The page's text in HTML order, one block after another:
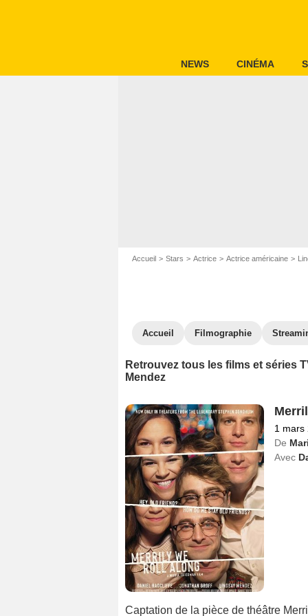
NEWS CINÉMA
Accueil Stars Actrice Actrice américaine
Accueil Filmographie
Retrouvez tous les films et séries
Mendez
1 mars
De
Avec
Captation de la pièce de théâtre